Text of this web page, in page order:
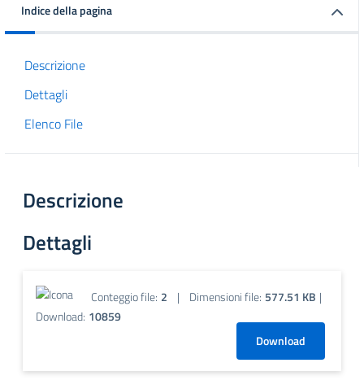
Indice della pagina
Descrizione
Dettagli
Elenco File
Descrizione
Dettagli
Conteggio file: 2 | Dimensioni file: 577.51 KB |
Download: 10859
Download